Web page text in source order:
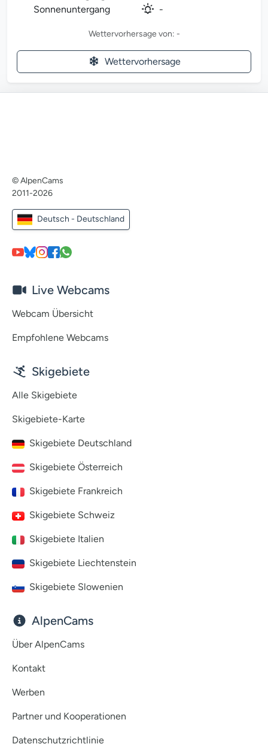
Sonnenuntergang
-
Wettervorhersage von: -
Wettervorhersage
© AlpenCams
2011-2026
Deutsch - Deutschland
Live Webcams
Webcam Übersicht
Empfohlene Webcams
Skigebiete
Alle Skigebiete
Skigebiete-Karte
Skigebiete Deutschland
Skigebiete Österreich
Skigebiete Frankreich
Skigebiete Schweiz
Skigebiete Italien
Skigebiete Liechtenstein
Skigebiete Slowenien
AlpenCams
Über AlpenCams
Kontakt
Werben
Partner und Kooperationen
Datenschutzrichtlinie